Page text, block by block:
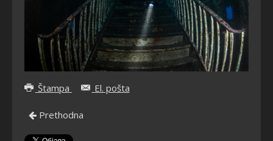
Štampa El. pošta
Prethodna